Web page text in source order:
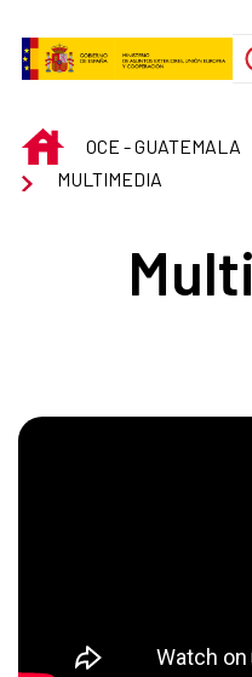
INICIOOCE - GUATEMALA
MULTIMEDIA